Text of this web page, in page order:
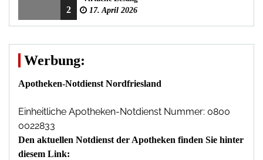
2
17. April 2026
Werbung:
Apotheken-Notdienst Nordfriesland
Einheitliche Apotheken-Notdienst Nummer: 0800
0022833
Den aktuellen Notdienst der Apotheken finden Sie hinter
diesem Link: